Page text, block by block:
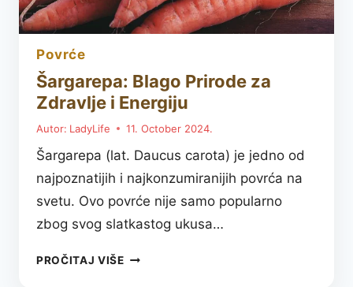
povrće
Šargarepa: Blago Prirode za
Zdravlje i Energiju
Autor: LadyLife 11. October 2024.
Šargarepa (lat. Daucus carota) je jedno od
najpoznatijih i najkonzumiranijih povrća na
svetu. Ovo povrće nije samo popularno
zbog svog slatkastog ukusa…
PROČITAJ VIŠEŠARGAREPA: